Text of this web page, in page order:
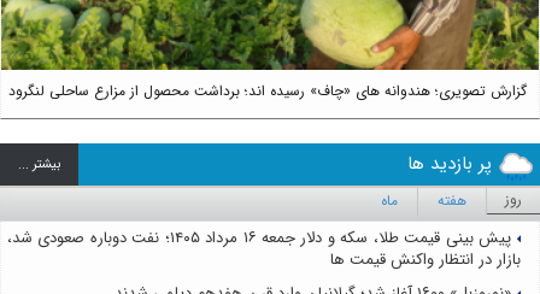
گزارش تصویری؛ هندوانه های «چاف» رسیده اند؛ برداشت محصول از مزارع ساحلی لنگرود
پر بازدید ها بيشتر ...
روز هفته ماه
پیش بینی قیمت طلا، سکه و دلار جمعه ۱۶ مرداد ۱۴۰۵؛ نفت دوباره صعودی شد،
بازار در انتظار واکنش قیمت ها